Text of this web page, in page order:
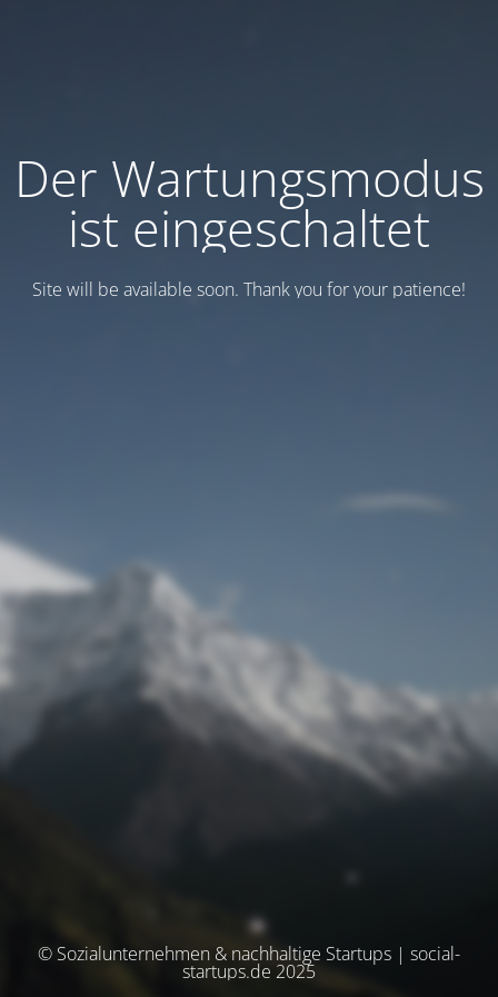
Der Wartungsmodus
ist eingeschaltet
Site will be available soon. Thank you for your patience!
© Sozialunternehmen & nachhaltige Startups | social-
startups.de 2025